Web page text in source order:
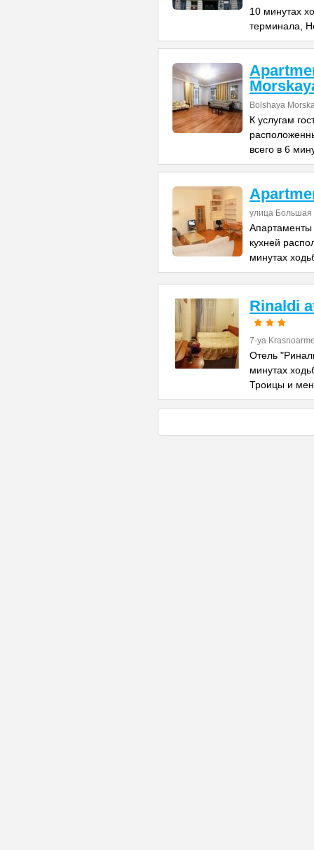
10 минутах
терминала,
Bolshaya
К услугам
всего в 6
улица Большая
кухней
минутах
Rinaldi
7-ya
Отель
минутах
Троицы и